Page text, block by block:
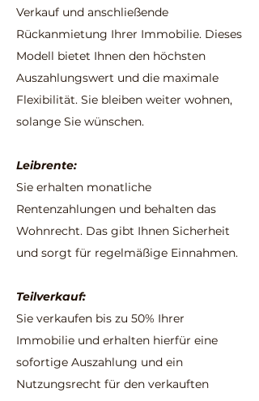
Verkauf und anschließende
Rückanmietung Ihrer Immobilie. Dieses
Modell bietet Ihnen den höchsten
Auszahlungswert und die maximale
Flexibilität. Sie bleiben weiter wohnen,
solange Sie wünschen.
Leibrente:
Sie erhalten monatliche
Rentenzahlungen und behalten das
Wohnrecht. Das gibt Ihnen Sicherheit
und sorgt für regelmäßige Einnahmen.
Teilverkauf:
Sie verkaufen bis zu 50% Ihrer
Immobilie und erhalten hierfür eine
sofortige Auszahlung und ein
Nutzungsrecht für den verkauften